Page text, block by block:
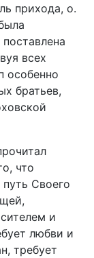
прихода, о.
всех
особенно
братьев,
что
Своего
и
любви и
требует